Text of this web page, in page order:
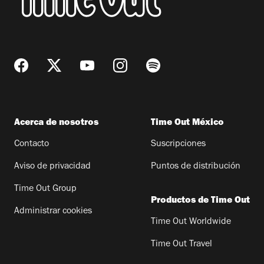
Acerca de nosotros
Contacto
Aviso de privacidad
Time Out Group
Administrar cookies
Time Out México
Suscripciones
Puntos de distribución
Productos de Time Out
Time Out Worldwide
Time Out Travel